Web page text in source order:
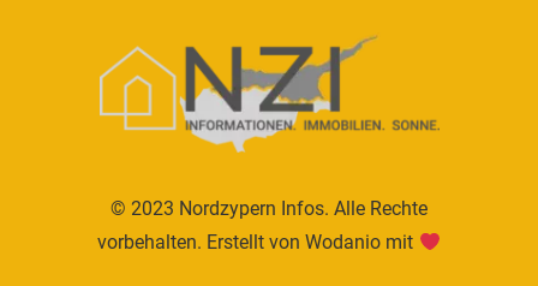
© 2023 Nordzypern Infos. Alle Rechte
vorbehalten. Erstellt vonWodanio mit